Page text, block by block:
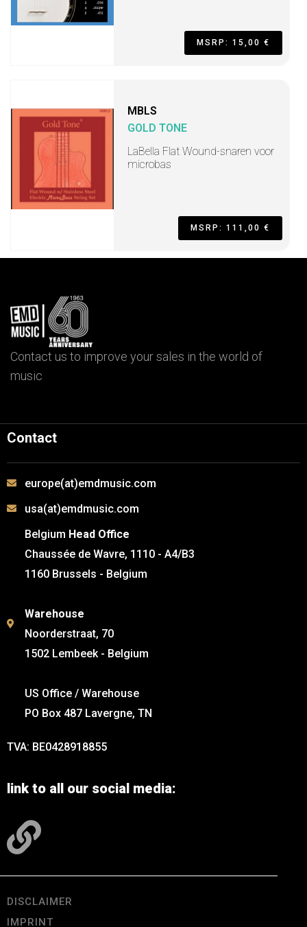
MSRP: 15,00 €
MBLS
GOLD TONE
LaBella Flat Wound-snaren voor
microbas
MSRP: 111,00 €
Contact us to improve your sales in the world of
music
Contact
europe(at)emdmusic.com
usa(at)emdmusic.com
Belgium Head Office
Chaussée de Wavre, 1110 - A4/B3
1160 Brussels - Belgium
Warehouse
Noorderstraat, 70
1502 Lembeek - Belgium
US Office / Warehouse
PO Box 487 Lavergne, TN
TVA: BE0428918855
link to all our social media:
DISCLAIMER
IMPRINT